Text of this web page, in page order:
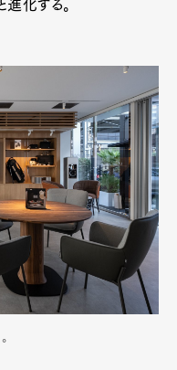
化する。